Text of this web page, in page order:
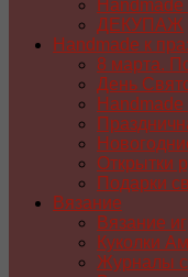
ДЕКУПАЖ
Handmade к
8 марта.
День
Открытки
Подарки
Вязание
Вязание
Куколки
Журналы